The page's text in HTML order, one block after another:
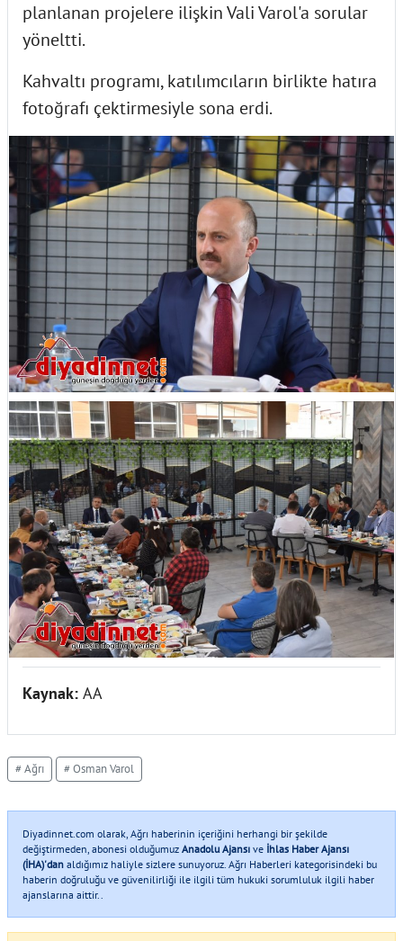
planlanan projelere ilişkin Vali Varol'a sorular
yöneltti.
Kahvaltı programı, katılımcıların birlikte hatıra
fotoğrafı çektirmesiyle sona erdi.
Kaynak: AA
# Ağrı # Osman Varol
Diyadinnet.com olarak, Ağrı haberinin içeriğini herhangi bir şekilde
değiştirmeden, abonesi olduğumuz Anadolu Ajansı ve İhlas Haber Ajansı
(İHA)'dan aldığımız haliyle sizlere sunuyoruz. Ağrı Haberleri kategorisindeki bu
haberin doğruluğu ve güvenilirliği ile ilgili tüm hukuki sorumluluk ilgili haber
ajanslarına aittir..